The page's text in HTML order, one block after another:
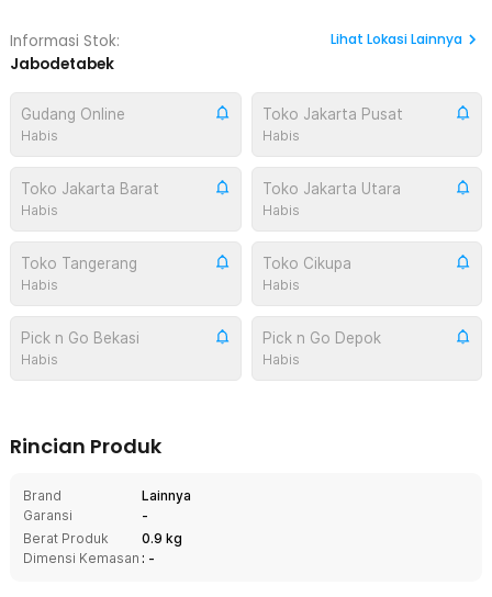
Informasi Stok:
Jabodetabek
Lihat Lokasi Lainnya
Gudang Online
Habis
Toko Jakarta Pusat
Habis
Toko Jakarta Barat
Habis
Toko Jakarta Utara
Habis
Toko Tangerang
Habis
Toko Cikupa
Habis
Pick n Go Bekasi
Habis
Pick n Go Depok
Habis
Rincian Produk
Brand
Lainnya
Garansi
-
Berat Produk
0.9 kg
Dimensi Kemasan : -